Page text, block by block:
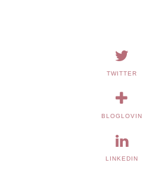
TWITTER
BLOGLOVIN
LINKEDIN